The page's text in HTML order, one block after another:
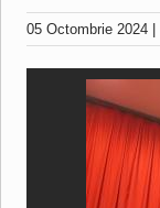
05 Octombrie 2024